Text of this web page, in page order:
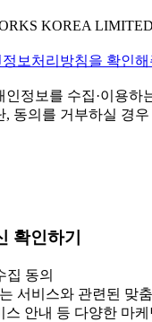
KOREA LIMITED
보처리방침을 확인
인정보를 수집·이용하
, 동의를 거부하실 경우
확인하기
집 동의
서비스와 관련된 맞
스 안내 등 다양한 마